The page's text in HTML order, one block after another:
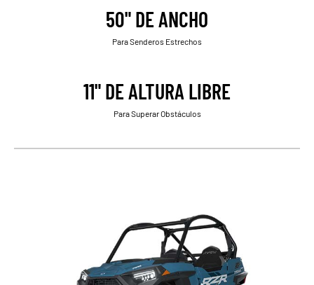
50" DE ANCHO
Para Senderos Estrechos
11" DE ALTURA LIBRE
Para Superar Obstáculos